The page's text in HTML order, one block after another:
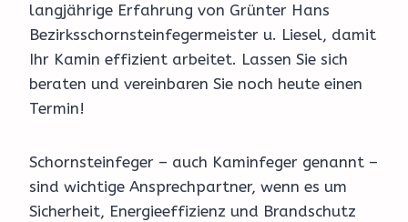
langjährige Erfahrung von Grünter Hans
Bezirksschornsteinfegermeister u. Liesel, damit
Ihr Kamin effizient arbeitet. Lassen Sie sich
beraten und vereinbaren Sie noch heute einen
Termin!
Schornsteinfeger – auch Kaminfeger genannt –
sind wichtige Ansprechpartner, wenn es um
Sicherheit, Energieeffizienz und Brandschutz